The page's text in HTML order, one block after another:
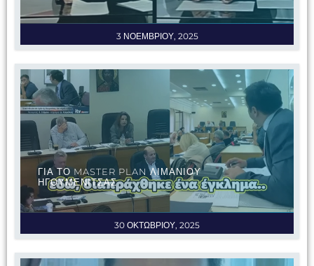
3 ΝΟΕΜΒΡΙΟΥ, 2025
30 ΟΚΤΩΒΡΙΟΥ, 2025
ΓΙΑ ΤΟ MASTER PLAN ΛΙΜΑΝΙΟΥ
ΗΓΟΥΜΕΝΙΤΣΑΣ